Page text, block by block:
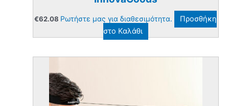
€62.08 Ρωτήστε μας για διαθεσιμότητα.
Προσθήκη
στο Καλάθι